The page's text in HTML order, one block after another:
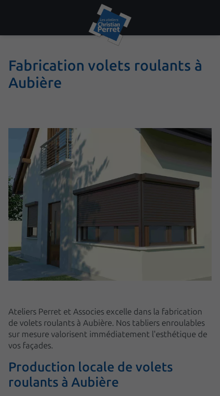
Fabrication volets roulants à
Aubière
Ateliers Perret et Associes excelle dans la fabrication
de volets roulants à Aubière. Nos tabliers enroulables
sur mesure valorisent immédiatement l'esthétique de
vos façades.
Production locale de volets
roulants à Aubière